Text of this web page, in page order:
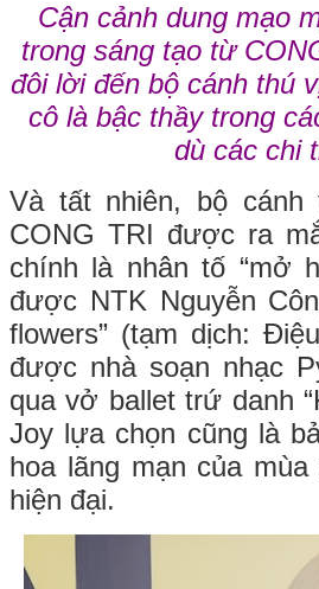
Cận cảnh dung mạo
trong sáng tạo từ
đôi lời đến bộ cánh thú
cô là bậc thầy trong
dù các chi
Và tất nhiên, bộ cánh
CONG TRI được ra
chính là nhân tố “mở
được NTK Nguyễn
flowers” (tạm dịch:
được nhà soạn nhạc
qua vở ballet trứ danh
Joy lựa chọn cũng là
hoa lãng mạn của
hiện đại.